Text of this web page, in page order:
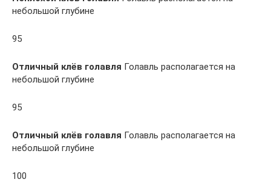
небольшой глубине
95
Отличный клёв голавля Голавль располагается на
небольшой глубине
95
Отличный клёв голавля Голавль располагается на
небольшой глубине
100